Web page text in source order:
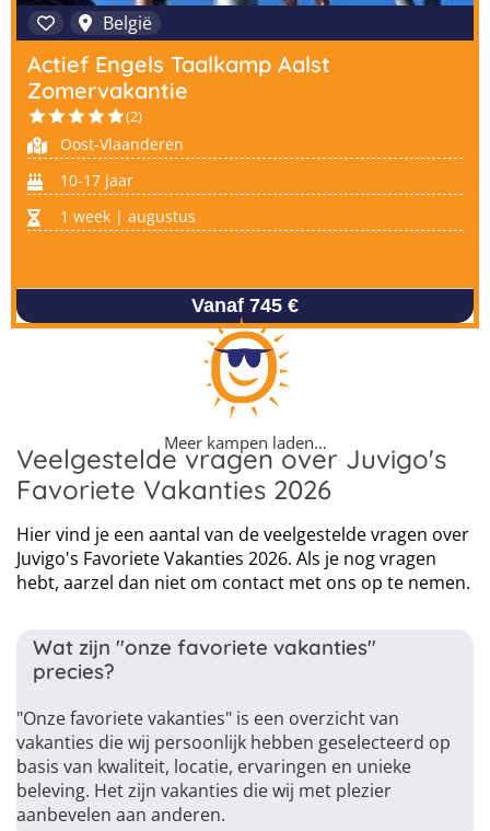
België
Actief Engels Taalkamp Aalst
Zomervakantie
(2)
Oost-Vlaanderen
10-17 jaar
1 week | augustus
Vanaf 745 €
Meer kampen laden…
Veelgestelde vragen over Juvigo's
Favoriete Vakanties 2026
Hier vind je een aantal van de veelgestelde vragen over
Juvigo's Favoriete Vakanties 2026. Als je nog vragen
hebt, aarzel dan niet om contact met ons op te nemen.
Wat zijn "onze favoriete vakanties"
precies?
"Onze favoriete vakanties" is een overzicht van
vakanties die wij persoonlijk hebben geselecteerd op
basis van kwaliteit, locatie, ervaringen en unieke
beleving. Het zijn vakanties die wij met plezier
aanbevelen aan anderen.